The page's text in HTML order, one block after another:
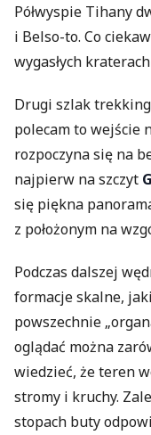
Półwyspie Tihany
i Belso-to. Co
wygasłych
Drugi szlak
polecam to wejście
rozpoczyna się na
najpierw na szczyt
się piękna
z położonym na
Podczas dalszej
formacje skalne,
powszechnie
oglądać można
wiedzieć, że teren
stromy i kruchy.
stopach buty